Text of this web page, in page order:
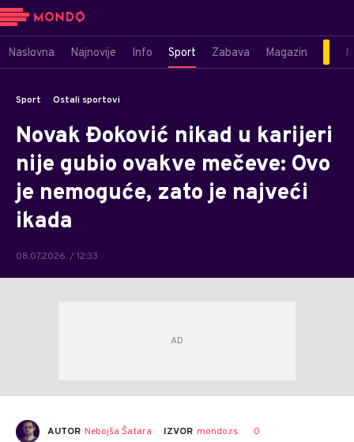
Naslovna Najnovije Info Sport Zabava Magazin
Sport Ostali sportovi
Novak Đoković nikad u karijeri
nije gubio ovakve mečeve: Ovo
je nemoguće, zato je najveći
ikada
08.07.2026. / 12:33
AUTOR Nebojša Šatara IZVOR mondo.rs 0